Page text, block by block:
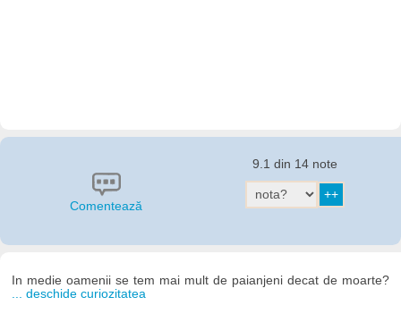
Comentează
9.1 din 14 note
In medie oamenii se tem mai mult de paianjeni decat de moarte?
... deschide curiozitatea